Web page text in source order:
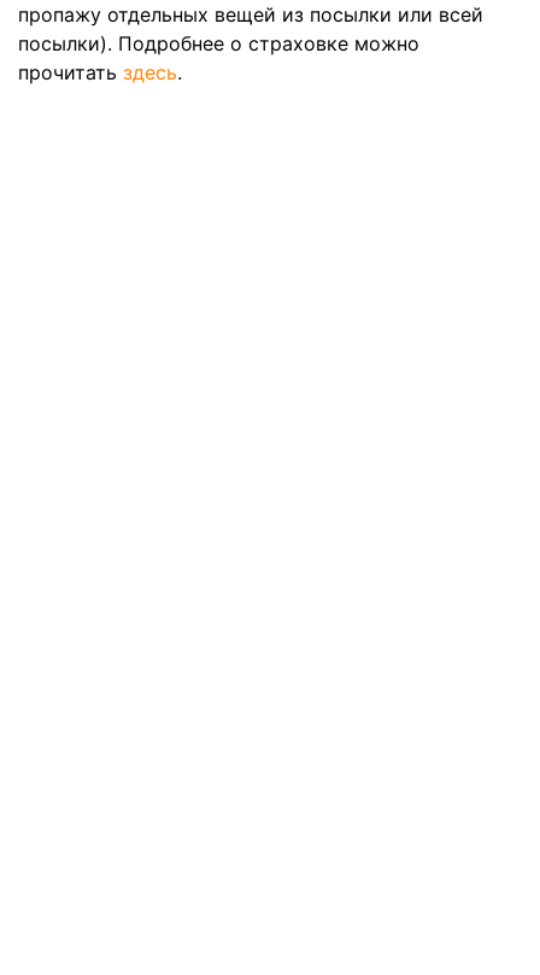
пропажу отдельных вещей из посылки или всей
посылки). Подробнее о страховке можно
прочитать здесь.